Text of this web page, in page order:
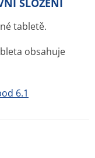
SLOŽENÍ
tabletě.
obsahuje
6.1